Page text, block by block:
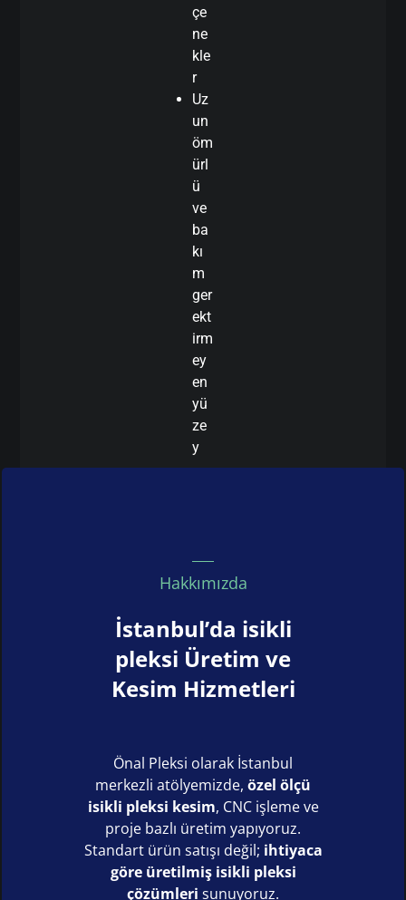
çe
ne
kle
r
Uz
un
öm
ürl
ü
ve
ba
kı
m
ger
ekt
irm
ey
en
yü
ze
y
Hakkımızda
İstanbul’da isikli
pleksi Üretim ve
Kesim Hizmetleri
Önal Pleksi olarak İstanbul
merkezli atölyemizde, özel ölçü
isikli pleksi kesim, CNC işleme ve
proje bazlı üretim yapıyoruz.
Standart ürün satışı değil; ihtiyaca
göre üretilmiş isikli pleksi
çözümleri sunuyoruz.